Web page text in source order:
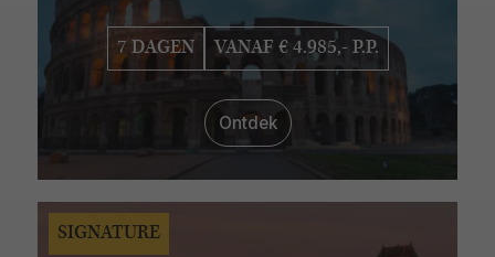
7 DAGEN VANAF € 4.985,- P.P.
Ontdek
SIGNATURE